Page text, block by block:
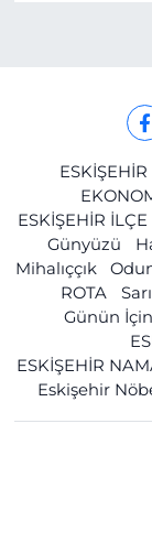
ESKİŞEHİR
Günyüzü
Mihalıççık
ROTA
Günün
ESKİŞEHİR
Eskişehir